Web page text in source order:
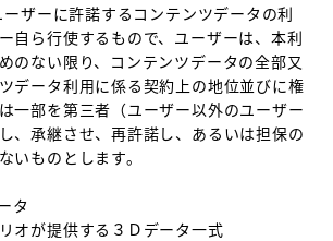
ザーに許諾するコンテンツデータの利
自ら行使するもので、ユーザーは、本利
のない限り、コンテンツデータの全部又
データ利用に係る契約上の地位並びに権
一部を第三者（ユーザー以外のユーザー
、承継させ、再許諾し、あるいは担保の
いものとします。
タ
オが提供する３Ｄデータ一式